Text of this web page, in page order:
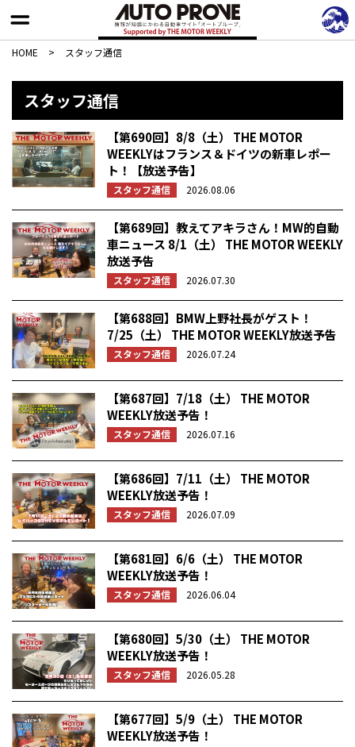
HOME > スタッフ通信
スタッフ通信
【第690回】8/8（土） THE MOTOR
WEEKLYはフランス＆ドイツの新車レポー
ト！【放送予告】
スタッフ通信 2026.08.06
【第689回】教えてアキラさん！MW的自動
車ニュース 8/1（土） THE MOTOR WEEKLY
放送予告
スタッフ通信 2026.07.30
【第688回】BMW上野社長がゲスト！
7/25（土） THE MOTOR WEEKLY放送予告
スタッフ通信 2026.07.24
【第687回】7/18（土） THE MOTOR
WEEKLY放送予告！
スタッフ通信 2026.07.16
【第686回】7/11（土） THE MOTOR
WEEKLY放送予告！
スタッフ通信 2026.07.09
【第681回】6/6（土） THE MOTOR
WEEKLY放送予告！
スタッフ通信 2026.06.04
【第680回】5/30（土） THE MOTOR
WEEKLY放送予告！
スタッフ通信 2026.05.28
【第677回】5/9（土） THE MOTOR
WEEKLY放送予告！